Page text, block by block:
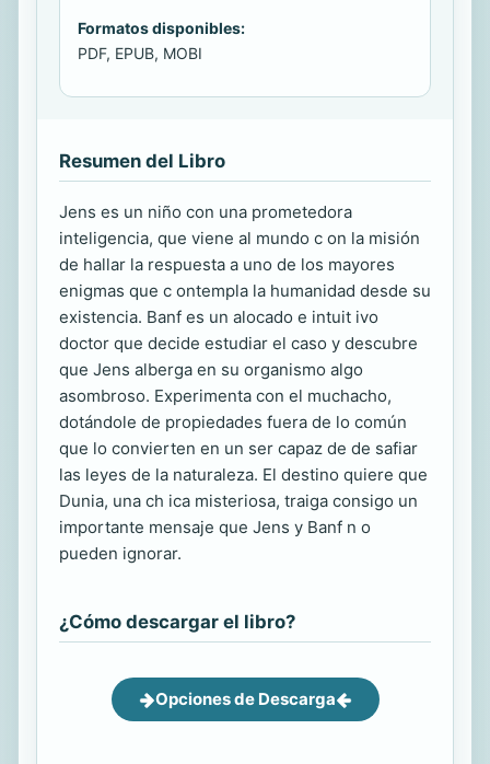
Formatos disponibles:
PDF, EPUB, MOBI
Resumen del Libro
Jens es un niño con una prometedora
inteligencia, que viene al mundo c on la misión
de hallar la respuesta a uno de los mayores
enigmas que c ontempla la humanidad desde su
existencia. Banf es un alocado e intuit ivo
doctor que decide estudiar el caso y descubre
que Jens alberga en su organismo algo
asombroso. Experimenta con el muchacho,
dotándole de propiedades fuera de lo común
que lo convierten en un ser capaz de de safiar
las leyes de la naturaleza. El destino quiere que
Dunia, una ch ica misteriosa, traiga consigo un
importante mensaje que Jens y Banf n o
pueden ignorar.
¿Cómo descargar el libro?
Opciones de Descarga